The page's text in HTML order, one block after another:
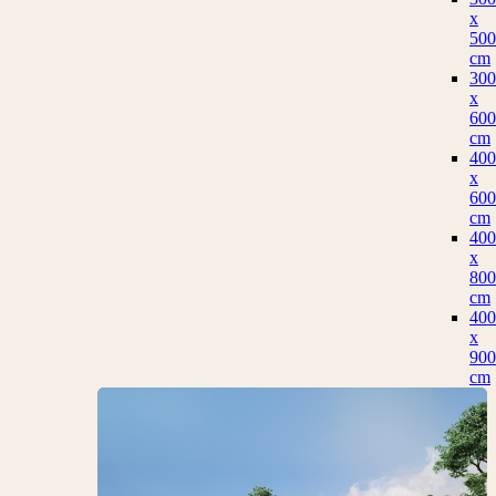
x
500
cm
300
x
600
cm
400
x
600
cm
400
x
800
cm
400
x
900
cm